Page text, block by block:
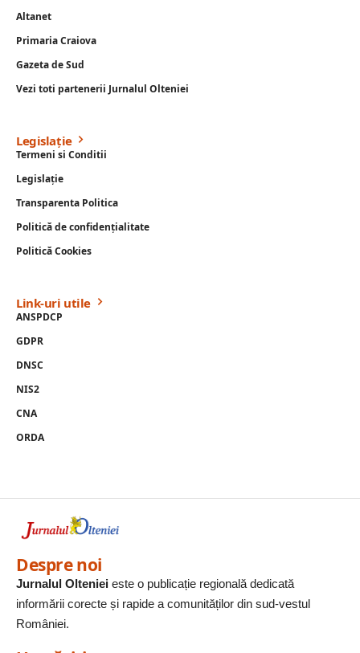
Altanet
Primaria Craiova
Gazeta de Sud
Vezi toti partenerii Jurnalul Olteniei
Legislație
Termeni si Conditii
Legislație
Transparenta Politica
Politică de confidențialitate
Politică Cookies
Link-uri utile
ANSPDCP
GDPR
DNSC
NIS2
CNA
ORDA
Despre noi
Jurnalul Olteniei este o publicație regională dedicată
informării corecte și rapide a comunităților din sud-vestul
României.